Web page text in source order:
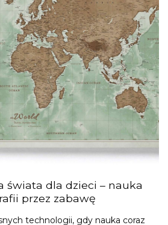
świata dla dzieci – nauka
przez zabawę
technologii, gdy nauka coraz